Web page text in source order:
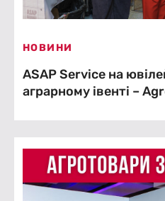
НОВИНИ
ASAP Service на
аграрному івенті –